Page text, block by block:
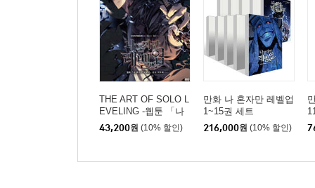
THE ART OF SOLO L
EVELING -웹툰 「나
혼자만 레벨업」 공식
아트북-
43,200원 (10% 할인)
만화 나 혼자만 레벨업
1~15권 세트
216,000원 (10% 할인)